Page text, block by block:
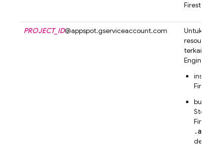
Firestore
PROJECT_ID@appspot.gserviceaccount.com
Untuk
resource
terkait
Engine
Firestore
bucket
Storage
Firebase
default